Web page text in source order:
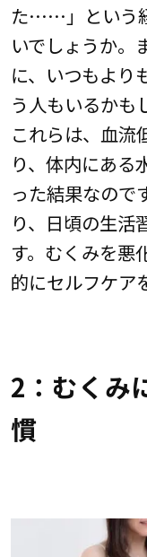
た……」という
いでしょうか。
に、いつもより
う人もいるかも
これらは、血流
り、体内にある
った結果なので
り、日頃の生活
す。むくみを悪
的にセルフケア
2：むくみ
慣